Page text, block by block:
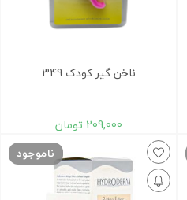
ناخن گیر کودک 349
209,000 تومان
ناموجود